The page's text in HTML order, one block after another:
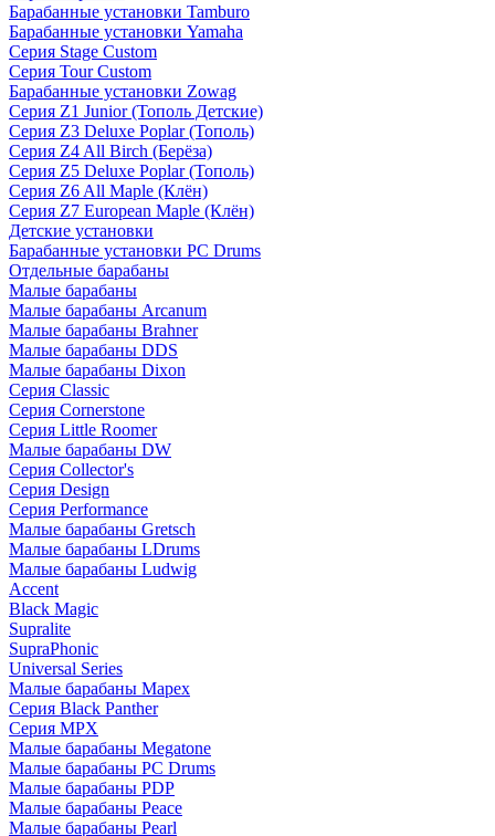
Барабанные установки Tamburo
Барабанные установки Yamaha
Серия Stage Custom
Серия Tour Custom
Барабанные установки Zowag
Серия Z1 Junior (Тополь Детские)
Серия Z3 Deluxe Poplar (Тополь)
Серия Z4 All Birch (Берёза)
Серия Z5 Deluxe Poplar (Тополь)
Серия Z6 All Maple (Клён)
Серия Z7 European Maple (Клён)
Детские установки
Барабанные установки PC Drums
Отдельные барабаны
Малые барабаны
Малые барабаны Arcanum
Малые барабаны Brahner
Малые барабаны DDS
Малые барабаны Dixon
Серия Classic
Серия Cornerstone
Серия Little Roomer
Малые барабаны DW
Серия Collector's
Серия Design
Серия Performance
Малые барабаны Gretsch
Малые барабаны LDrums
Малые барабаны Ludwig
Accent
Black Magic
Supralite
SupraPhonic
Universal Series
Малые барабаны Mapex
Серия Black Panther
Серия MPX
Малые барабаны Megatone
Малые барабаны PC Drums
Малые барабаны PDP
Малые барабаны Peace
Малые барабаны Pearl